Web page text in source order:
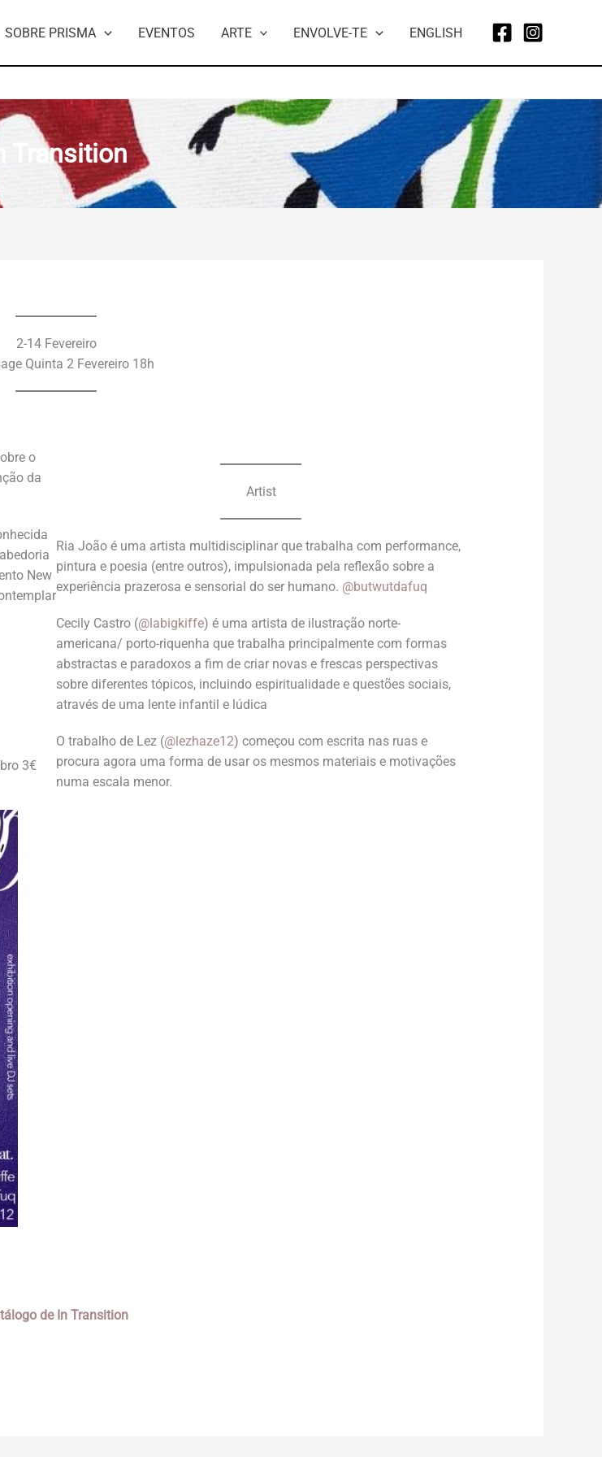
SOBRE PRISMA EVENTOS ARTE ENVOLVE-TE ENGLISH
Transition
2-14 Fevereiro
Quinta 2 Fevereiro 18h
o
da
New
3€
Artist
Ria João é uma artista multidisciplinar que trabalha com performance,
pintura e poesia (entre outros), impulsionada pela reflexão sobre a
experiência prazerosa e sensorial do ser humano. @butwutdafuq
Cecily Castro (@labigkiffe) é uma artista de ilustração norte-
americana/ porto-riquenha que trabalha principalmente com formas
abstractas e paradoxos a fim de criar novas e frescas perspectivas
sobre diferentes tópicos, incluindo espiritualidade e questões sociais,
através de uma lente infantil e lúdica
O trabalho de Lez (@lezhaze12) começou com escrita nas ruas e
procura agora uma forma de usar os mesmos materiais e motivações
numa escala menor.
de In Transition